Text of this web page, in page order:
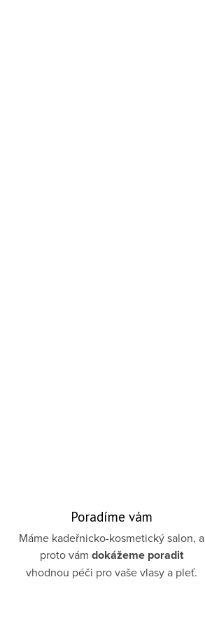
Poradíme vám
Máme kadeřnicko-kosmetický salon, a
proto vámdokážeme poradit
vhodnou péči pro vaše vlasy a pleť.